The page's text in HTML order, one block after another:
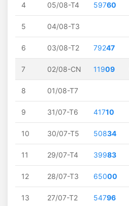
4 05/08-T4 59760
5 04/08-T3
6 03/08-T2 79247
7 02/08-CN 11909
8 01/08-T7
9 31/07-T6 41710
10 30/07-T5 50834
11 29/07-T4 39983
12 28/07-T3 65000
13 27/07-T2 54796